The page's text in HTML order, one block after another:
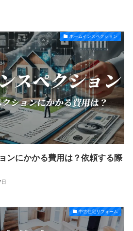
ホームインスペクション
ンにかかる費用は？依頼する際
中古住宅リフォーム